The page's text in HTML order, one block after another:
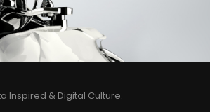
Inspired & Digital Culture.